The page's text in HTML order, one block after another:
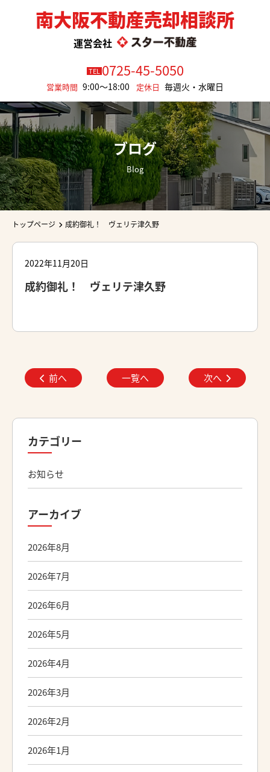
南大阪不動産売却相談所
運営会社
TEL0725-45-5050
営業時間 9:00～18:00 定休日 毎週火・水曜日
ブログ
Blog
トップページ 成約御礼！ ヴェリテ津久野
2022年11月20日
成約御礼！ ヴェリテ津久野
前へ 一覧へ 次へ
カテゴリー
お知らせ
アーカイブ
2026年8月
2026年7月
2026年6月
2026年5月
2026年4月
2026年3月
2026年2月
2026年1月